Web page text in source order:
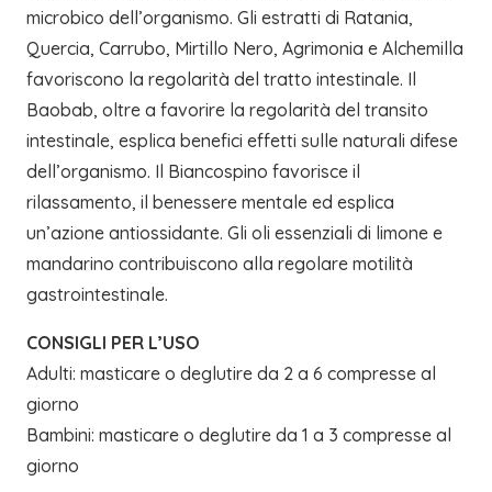
microbico dell’organismo. Gli estratti di Ratania,
Quercia, Carrubo, Mirtillo Nero, Agrimonia e Alchemilla
favoriscono la regolarità del tratto intestinale. Il
Baobab, oltre a favorire la regolarità del transito
intestinale, esplica benefici effetti sulle naturali difese
dell’organismo. Il Biancospino favorisce il
rilassamento, il benessere mentale ed esplica
un’azione antiossidante. Gli oli essenziali di limone e
mandarino contribuiscono alla regolare motilità
gastrointestinale.
CONSIGLI PER L’USO
Adulti: masticare o deglutire da 2 a 6 compresse al
giorno
Bambini: masticare o deglutire da 1 a 3 compresse al
giorno